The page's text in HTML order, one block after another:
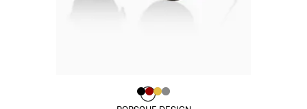
Farbe
Farbeschwarz
Farbe
FarbeFarbe